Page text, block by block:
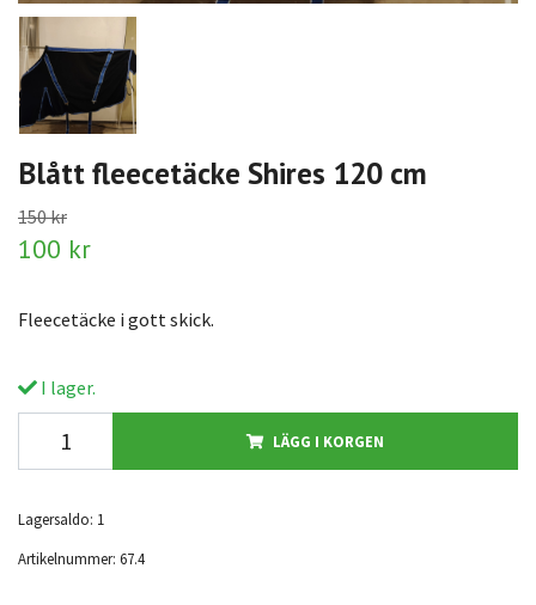
Blått fleecetäcke Shires 120 cm
150 kr
100 kr
Fleecetäcke i gott skick.
I lager.
LÄGG I KORGEN
Lagersaldo: 1
Artikelnummer: 67.4